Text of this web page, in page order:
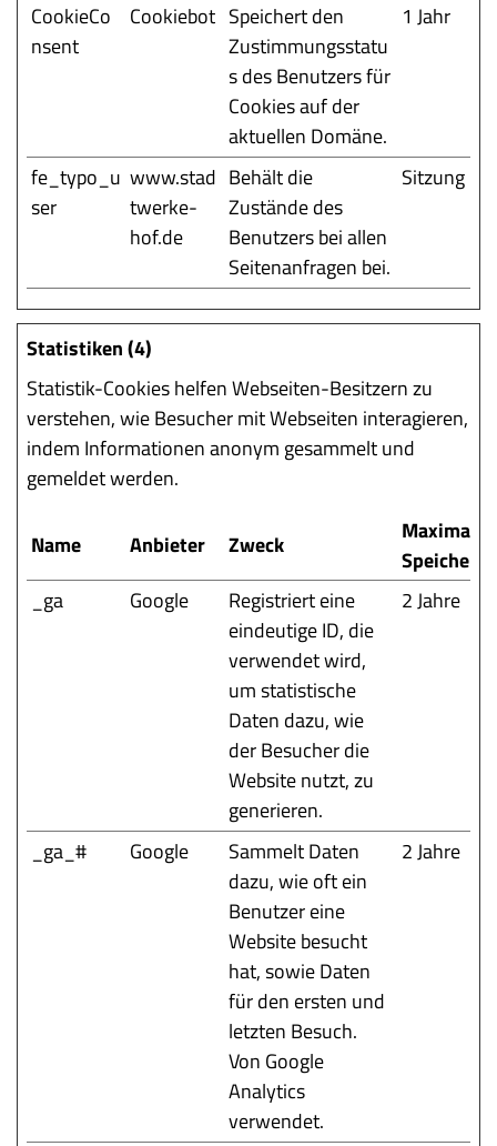
CookieCo
nsent
Cookiebot Speichert den
Zustimmungsstatu
s des Benutzers für
Cookies auf der
aktuellen Domäne.
1 Jahr
fe_typo_u
ser
www.stad
twerke-
hof.de
Behält die
Zustände des
Benutzers bei allen
Seitenanfragen bei.
Sitzung
Statistiken (4)
Statistik-Cookies helfen Webseiten-Besitzern zu
verstehen, wie Besucher mit Webseiten interagieren,
indem Informationen anonym gesammelt und
gemeldet werden.
Name Anbieter Zweck
Maximale
_ga
Google
Registriert eine
eindeutige ID, die
verwendet wird,
um statistische
Daten dazu, wie
der Besucher die
Website nutzt, zu
generieren.
2 Jahre
_ga_# Google
Sammelt Daten
dazu, wie oft ein
Benutzer eine
Website besucht
hat, sowie Daten
für den ersten und
letzten Besuch.
Von Google
Analytics
verwendet.
2 Jahre